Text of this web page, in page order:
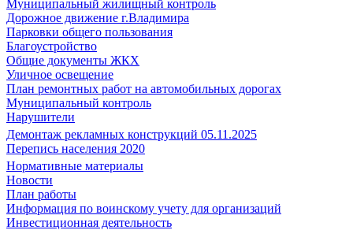
Муниципальный жилищный контроль
Дорожное движение г.Владимира
Парковки общего пользования
Благоустройство
Общие документы ЖКХ
Уличное освещение
План ремонтных работ на автомобильных дорогах
Муниципальный контроль
Нарушители
Демонтаж рекламных конструкций 05.11.2025
Перепись населения 2020
Нормативные материалы
Новости
План работы
Информация по воинскому учету для организаций
Инвестиционная деятельность